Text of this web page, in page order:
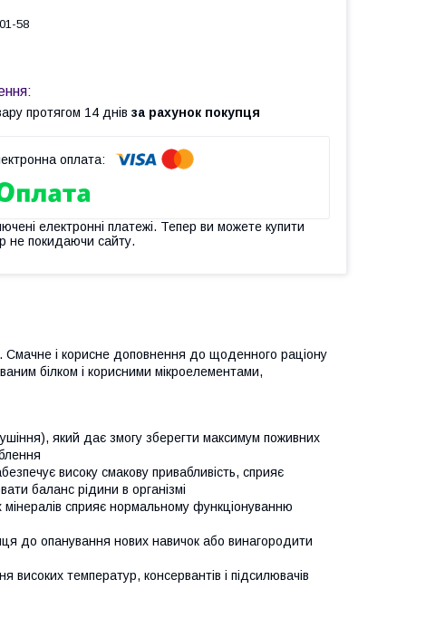
58
протягом 14 днів за рахунок покупця
електронні платежі. Тепер ви можете купити
не покидаючи сайту.
Смачне і корисне доповнення до щоденного раціону
білком і корисними мікроелементами,
який дає змогу зберегти максимум поживних
високу смакову привабливість, сприяє
баланс рідини в організмі
сприяє нормальному функціонуванню
до опанування нових навичок або винагородити
температур, консервантів і підсилювачів